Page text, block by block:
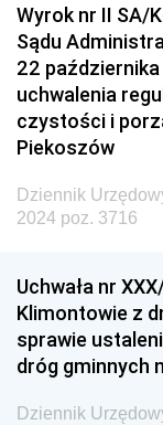
Wyrok nr II SA/
Sądu
22
uchwalenia
czystości i
Piekoszów
Dziennik
2024 poz. 3716
Uchwała nr
Klimontowie z
sprawie
dróg gminnych
Dziennik